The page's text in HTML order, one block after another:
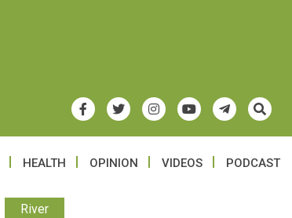
HEALTH OPINION VIDEOS PODCAST
River